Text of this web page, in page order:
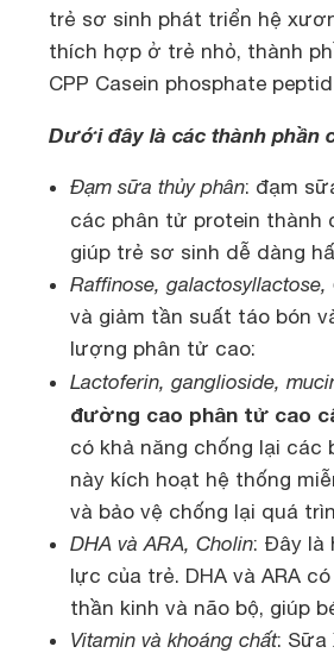
trẻ sơ sinh phát triển hệ
thích hợp ở trẻ nhỏ, thành
CPP Casein phosphate
Dưới đây là các thành phần
Đạm sữa thủy phân: đạm
các phân tử protein
giúp trẻ sơ sinh dễ dàng
Raffinose, galactosyllactose,
và giảm tần suất táo bón
lượng phân tử cao:
Lactoferin, ganglioside,
đường cao phân tử cao
có khả năng chống lại
này kích hoạt hệ thống
và bảo vệ chống lại quá
DHA và ARA, Cholin: Đây là
lực của trẻ. DHA và ARA
thần kinh và não bộ, giúp
Vitamin và khoáng chất: Sữa